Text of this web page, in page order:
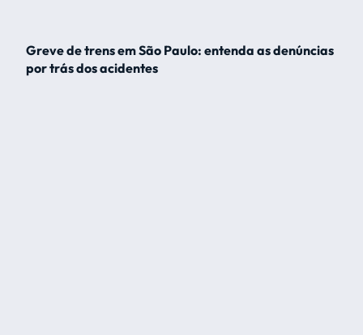
Greve de trens em São Paulo: entenda as denúncias
por trás dos acidentes